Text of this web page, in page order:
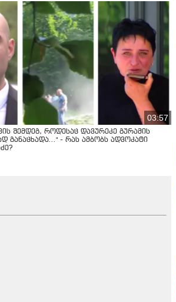
03:57
შემდეგ, როდესაც დავურეკე გურამის
განაცხადა..." - რას ამბობს ადვოკატი